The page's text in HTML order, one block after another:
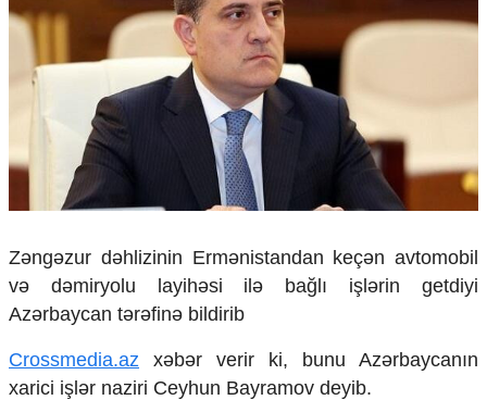
Çarpaz baxış
Təhlil
Geosiyasi
İqtisadi
Sosioloji
Araşdırma
Foto
Video
İnfoqrafika
Humanitar
Zəngəzur dəhlizinin Ermənistandan keçən avtomobil
və dəmiryolu layihəsi ilə bağlı işlərin getdiyi
Azərbaycan tərəfinə bildirib
Crossmedia.az xəbər verir ki, bunu Azərbaycanın
xarici işlər naziri Ceyhun Bayramov deyib.